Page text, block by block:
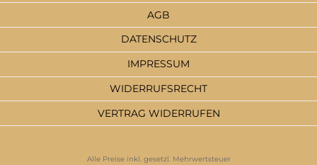
AGB
DATENSCHUTZ
IMPRESSUM
WIDERRUFSRECHT
VERTRAG WIDERRUFEN
Alle Preise inkl. gesetzl. Mehrwertsteuer